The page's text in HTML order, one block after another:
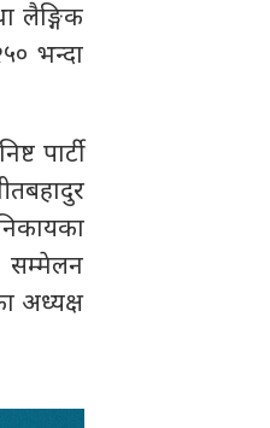
लैङ्गिक
भन्दा
पार्टी
सम्मेलन
अध्यक्ष